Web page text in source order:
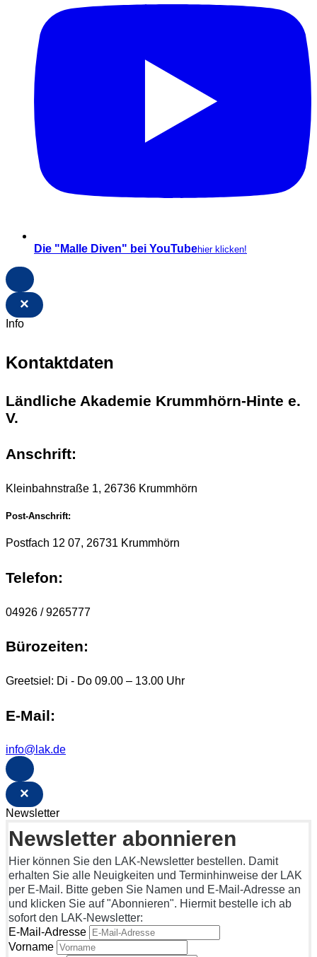
Die "Malle Diven" bei YouTubehier klicken!
×
Info
Kontaktdaten
Ländliche Akademie Krummhörn-Hinte e.
V.
Anschrift:
Kleinbahnstraße 1, 26736 Krummhörn
Post-Anschrift:
Postfach 12 07, 26731 Krummhörn
Telefon:
04926 / 9265777
Bürozeiten:
Greetsiel: Di - Do 09.00 – 13.00 Uhr
E-Mail:
info@lak.de
×
Newsletter
Newsletter abonnieren
Hier können Sie den LAK-Newsletter bestellen. Damit
erhalten Sie alle Neuigkeiten und Terminhinweise der LAK
per E-Mail. Bitte geben Sie Namen und E-Mail-Adresse an
und klicken Sie auf "Abonnieren". Hiermit bestelle ich ab
sofort den LAK-Newsletter:
E-Mail-Adresse
Vorname